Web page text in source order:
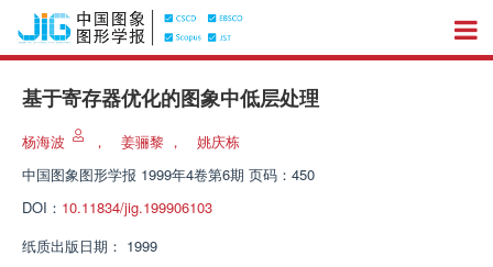
基于寄存器优化的图象中低层处理
杨海波 ， 姜骊黎 ，
姚庆栋
中国图象图形学报 1999年4卷第6期 页码：450
DOI： 10.11834/jig.199906103
纸质出版日期： 1999